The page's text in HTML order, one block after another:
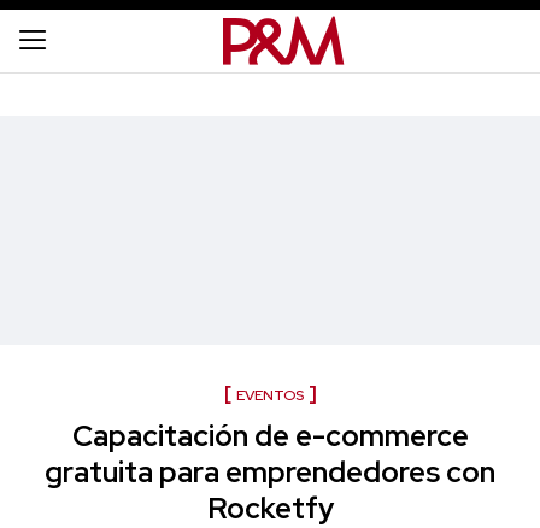
EVENTOS
Capacitación de e-commerce
gratuita para emprendedores con
Rocketfy